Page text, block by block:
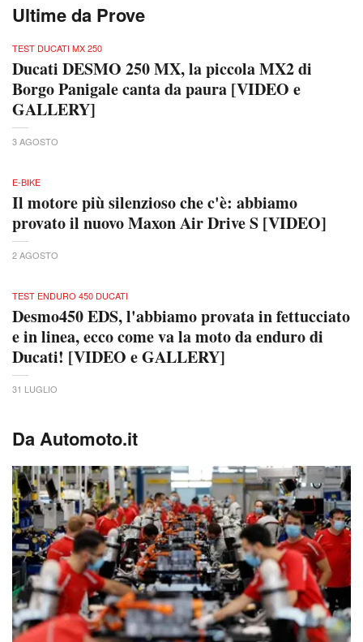
Ultime da Prove
TEST DUCATI MX 250
Ducati DESMO 250 MX, la piccola MX2 di
Borgo Panigale canta da paura [VIDEO e
GALLERY]
3 AGOSTO
E-BIKE
Il motore più silenzioso che c'è: abbiamo
provato il nuovo Maxon Air Drive S [VIDEO]
2 AGOSTO
TEST ENDURO 450 DUCATI
Desmo450 EDS, l'abbiamo provata in fettucciato
e in linea, ecco come va la moto da enduro di
Ducati! [VIDEO e GALLERY]
31 LUGLIO
Da Automoto.it